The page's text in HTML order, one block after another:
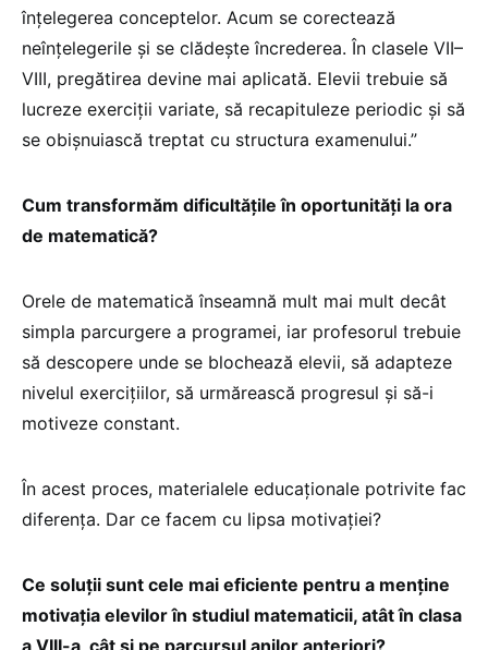
înțelegerea conceptelor. Acum se corectează
neînțelegerile și se clădește încrederea. În clasele VII–
VIII, pregătirea devine mai aplicată. Elevii trebuie să
lucreze exerciții variate, să recapituleze periodic și să
se obișnuiască treptat cu structura examenului.”
Cum transformăm dificultățile în oportunități la ora
de matematică?
Orele de matematică înseamnă mult mai mult decât
simpla parcurgere a programei, iar profesorul trebuie
să descopere unde se blochează elevii, să adapteze
nivelul exercițiilor, să urmărească progresul și să-i
motiveze constant.
În acest proces, materialele educaționale potrivite fac
diferența. Dar ce facem cu lipsa motivației?
Ce soluții sunt cele mai eficiente pentru a menține
motivația elevilor în studiul matematicii, atât în clasa